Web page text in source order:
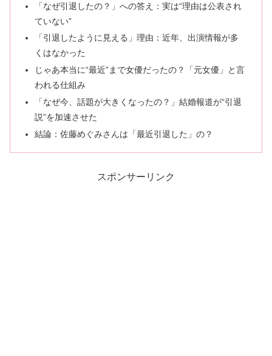
「なぜ引退したの？」への答え：実は“理由は公表され
ていない”
「引退したように見える」理由：近年、出演情報が多
くはなかった
じゃあ本当に“最近”まで女優だったの？「元女優」と言
われる仕組み
「なぜ今、話題が大きくなったの？」結婚報道が“引退
説”を加速させた
結論：佐藤めぐみさんは「最近引退した」の？
スポンサーリンク